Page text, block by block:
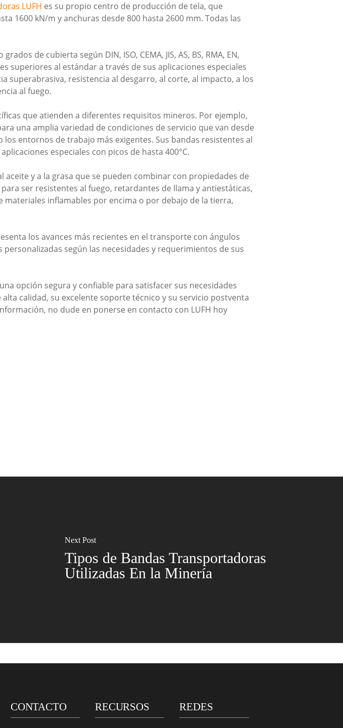
LUFH es su propio centro de producción de tela, que
1600 kN/m y anchuras desde 800 hasta 2600 mm. Todas las
de cubierta según DIN, ISO, CEMA, JIS, AS, BS, RMA, EN,
superiores al estándar a través de sus aplicaciones especiales
superabrasiva, resistencia al desgarro, al corte, al impacto, a los
al fuego.
que atienden a diferentes requisitos mineros. Por ejemplo,
una amplia variedad de condiciones de servicio que van desde
entornos de trabajo más exigentes. Sus bandas resistentes al
especiales con picos de hasta 400°C.
y a la grasa que se pueden combinar con propiedades de
ser resistentes al fuego, retardantes de llama y antiestáticas,
inflamables por encima o por debajo de la tierra,
los avances más recientes en el transporte con ángulos
según las necesidades y requerimientos de sus
opción segura y confiable para satisfacer sus necesidades
calidad, su excelente soporte técnico y su servicio postventa
no dude en ponerse en contacto con LUFH hoy
Next Post
Tipos de Bandas Transportadoras
Utilizadas En la Minería
CONTACTO RECURSOS REDES